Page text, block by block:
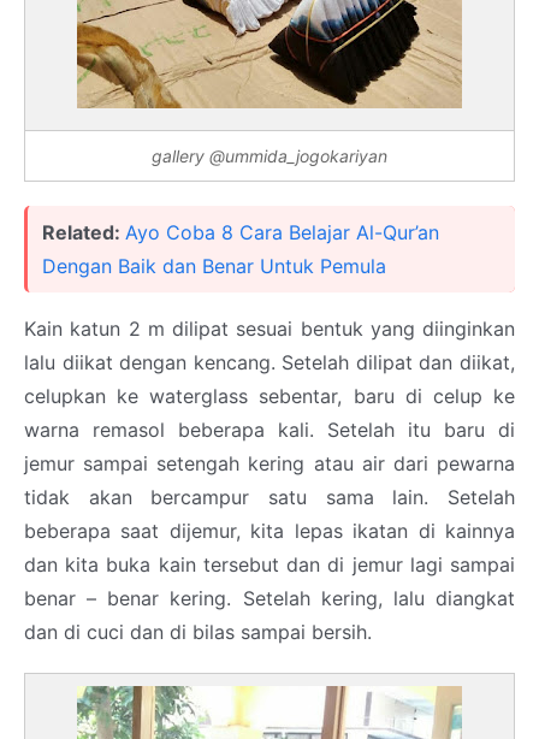
gallery @ummida_jogokariyan
Related: Ayo Coba 8 Cara Belajar Al-Qur’an
Dengan Baik dan Benar Untuk Pemula
Kain katun 2 m dilipat sesuai bentuk yang diinginkan
lalu diikat dengan kencang. Setelah dilipat dan diikat,
celupkan ke waterglass sebentar, baru di celup ke
warna remasol beberapa kali. Setelah itu baru di
jemur sampai setengah kering atau air dari pewarna
tidak akan bercampur satu sama lain. Setelah
beberapa saat dijemur, kita lepas ikatan di kainnya
dan kita buka kain tersebut dan di jemur lagi sampai
benar – benar kering. Setelah kering, lalu diangkat
dan di cuci dan di bilas sampai bersih.